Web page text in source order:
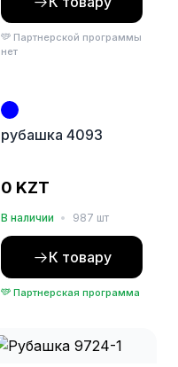
Партнерской программы
нет
Хит
рубашка 4093
0 KZT
В наличии • 987 шт
К товару
Партнерская программа